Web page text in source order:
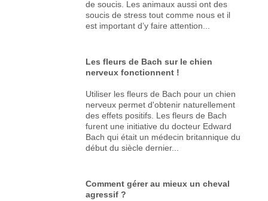
de soucis. Les animaux aussi ont des
soucis de stress tout comme nous et il
est important d’y faire attention...
Les fleurs de Bach sur le chien
nerveux fonctionnent !
Utiliser les fleurs de Bach pour un chien
nerveux permet d'obtenir naturellement
des effets positifs. Les fleurs de Bach
furent une initiative du docteur Edward
Bach qui était un médecin britannique du
début du siècle dernier...
Comment gérer au mieux un cheval
agressif ?